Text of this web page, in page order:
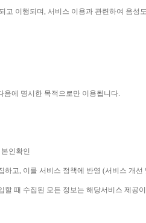
고 이행되며, 서비스 이용과 관련하여 음성
음에 명시한 목적으로만 이용됩니다.
인확인
하고, 이를 서비스 정책에 반영 (서비스 개선
할 때 수집된 모든 정보는 해당서비스 제